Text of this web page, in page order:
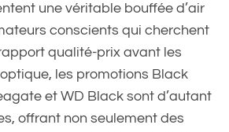
une véritable bouffée d’air
conscients qui cherchent
qualité-prix avant les
les promotions Black
et WD Black sont d’autant
offrant non seulement des